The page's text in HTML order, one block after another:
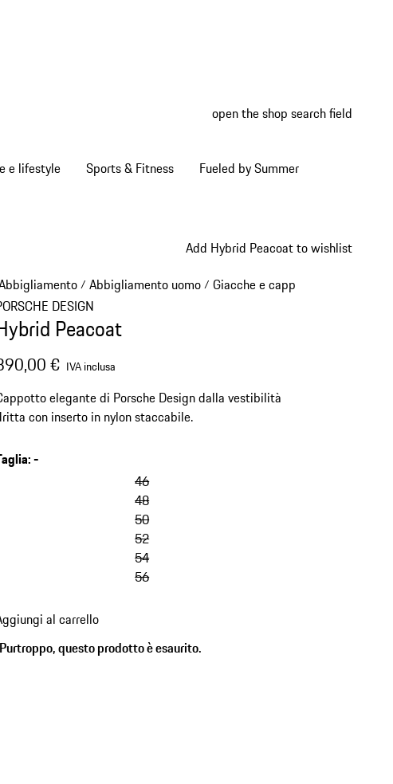
open the shop search field
e lifestyle Sports & Fitness Fueled by Summer
Add Hybrid Peacoat to wishlist
/ Abbigliamento uomo/ Giacche e cappotti
DESIGN
Peacoat
€ IVA inclusa
elegante di Porsche Design dalla vestibilità
con inserto in nylon staccabile.
:-
46
48
50
52
54
56
al carrello
Purtroppo, questo prodotto è esaurito.